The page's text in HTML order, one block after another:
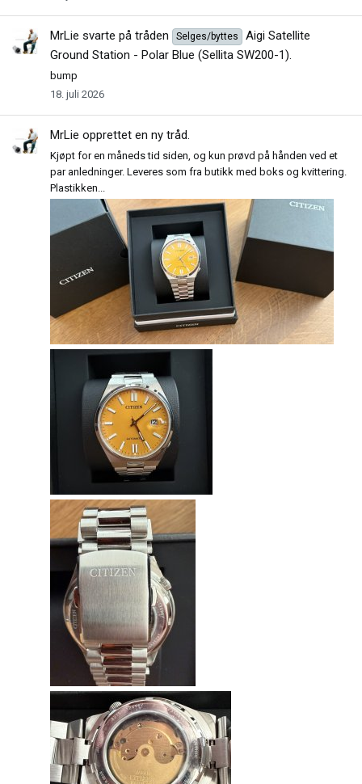
MrLie svarte på tråden Selges/byttes
Aigi Satellite
Ground Station - Polar Blue (Sellita SW200-1).
bump
18. juli 2026
MrLie opprettet en ny tråd.
Kjøpt for en måneds tid siden, og kun prøvd på hånden ved et
par anledninger. Leveres som fra butikk med boks og kvittering.
Plastikken...